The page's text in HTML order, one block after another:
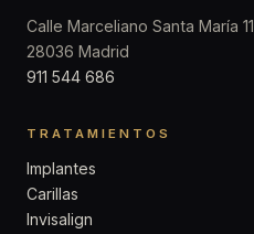
Calle Marceliano Santa María 11
28036 Madrid
911 544 686
TRATAMIENTOS
Implantes
Carillas
Invisalign